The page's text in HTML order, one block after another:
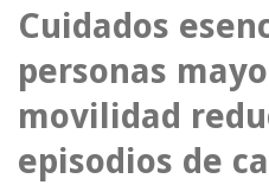
Cuidados
personas
movilidad
episodios de